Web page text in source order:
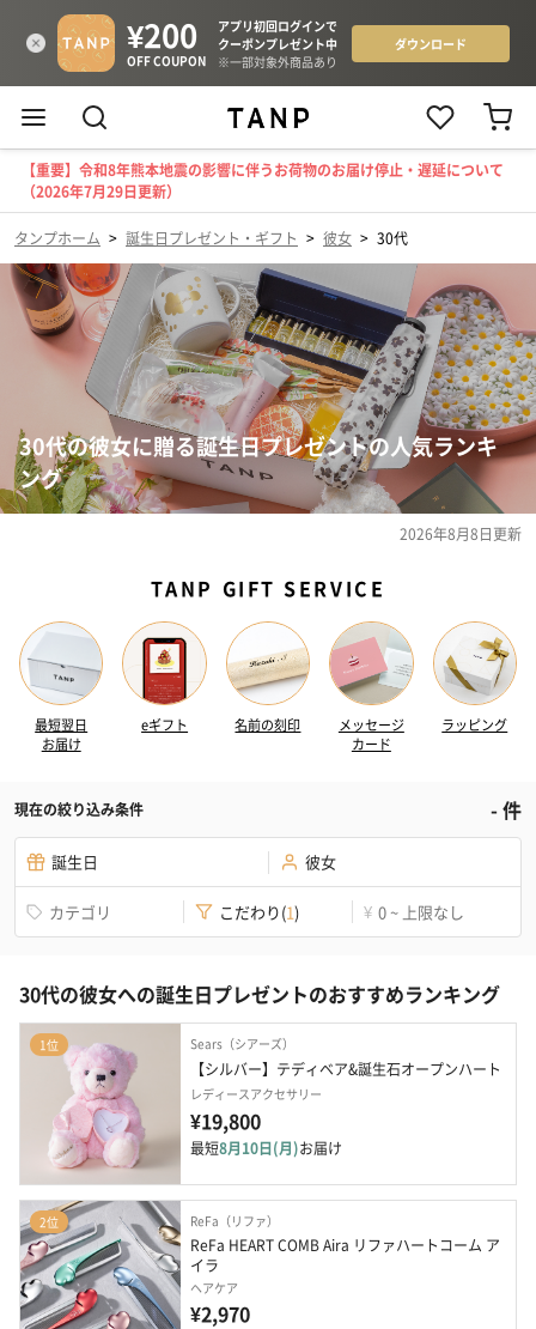
【重要】令和8年熊本地震の影響に伴うお荷物のお届け停止・遅延について
（2026年7月29日更新）
タンプホーム > 誕生日プレゼント・ギフト > 彼女 > 30代
30代の彼女に贈る誕生日プレゼントの人気ランキ
ング
2026年8月8日更新
TANP GIFT SERVICE
最短翌日
お届け
eギフト 名前の刻印
メッセージ
カード
ラッピング
現在の絞り込み条件 -件
誕生日 彼女
カテゴリ こだわり(1) ¥ 0 ~ 上限なし
30代の彼女への誕生日プレゼントのおすすめランキング
1位 Sears（シアーズ）
【シルバー】テディベア&誕生石オープンハート
レディースアクセサリー
¥19,800
最短8月10日(月)お届け
2位 ReFa（リファ）
ReFa HEART COMB Aira リファハートコーム ア
イラ
ヘアケア
¥2,970